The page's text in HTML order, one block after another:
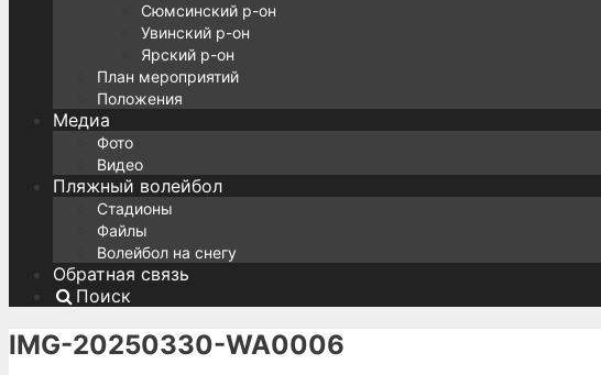
Сюмсинский р-он
Увинский р-он
Ярский р-он
План мероприятий
Положения
Медиа
Фото
Видео
Пляжный волейбол
Стадионы
Файлы
Волейбол на снегу
Обратная связь
Поиск
IMG-20250330-WA0006